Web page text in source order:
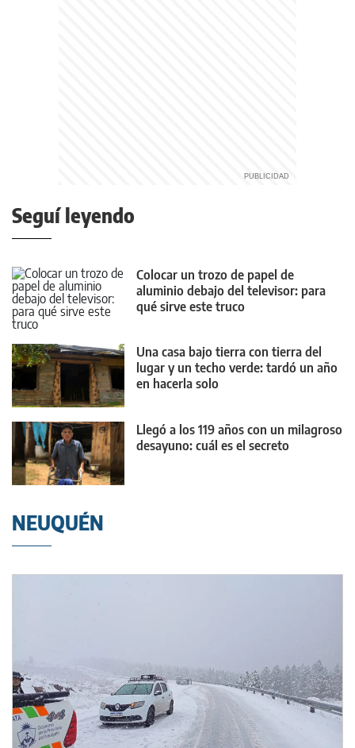
Seguí leyendo
Colocar un trozo de papel de
aluminio debajo del televisor: para
qué sirve este truco
Una casa bajo tierra con tierra del
lugar y un techo verde: tardó un año
en hacerla solo
Llegó a los 119 años con un milagroso
desayuno: cuál es el secreto
NEUQUÉN